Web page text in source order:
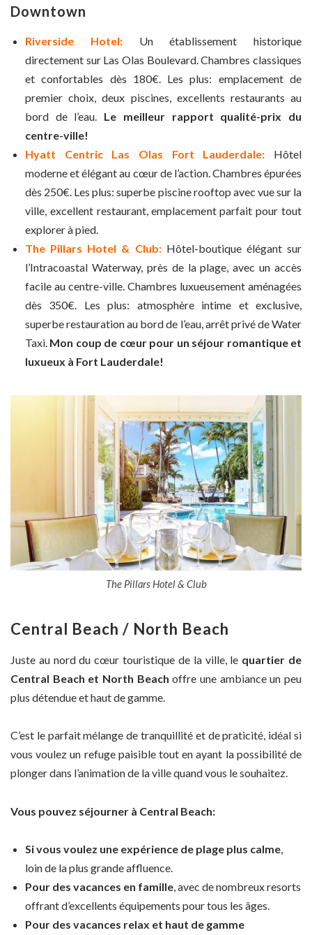
Downtown
Riverside Hotel:Un établissement historique
directement sur Las Olas Boulevard. Chambres classiques
et confortables dès 180€. Les plus: emplacement de
premier choix, deux piscines, excellents restaurants au
bord de l’eau. Le meilleur rapport qualité-prix du
centre-ville!
Hyatt Centric Las Olas Fort Lauderdale: Hôtel
moderne et élégant au cœur de l’action. Chambres épurées
dès 250€. Les plus: superbe piscine rooftop avec vue sur la
ville, excellent restaurant, emplacement parfait pour tout
explorer à pied.
The Pillars Hotel & Club:Hôtel-boutique élégant sur
l’Intracoastal Waterway, près de la plage, avec un accès
facile au centre-ville. Chambres luxueusement aménagées
dès 350€. Les plus: atmosphère intime et exclusive,
superbe restauration au bord de l’eau, arrêt privé de Water
Taxi. Mon coup de cœur pour un séjour romantique et
luxueux à Fort Lauderdale!
The Pillars Hotel & Club
Central Beach / North Beach
Juste au nord du cœur touristique de la ville, le quartier de
Central Beach et North Beach offre une ambiance un peu
plus détendue et haut de gamme.
C’est le parfait mélange de tranquillité et de praticité, idéal si
vous voulez un refuge paisible tout en ayant la possibilité de
plonger dans l’animation de la ville quand vous le souhaitez.
Vous pouvez séjourner à Central Beach:
Si vous voulez une expérience de plage plus calme,
loin de la plus grande affluence.
Pour des vacances en famille, avec de nombreux resorts
offrant d’excellents équipements pour tous les âges.
Pour des vacances relax et haut de gamme